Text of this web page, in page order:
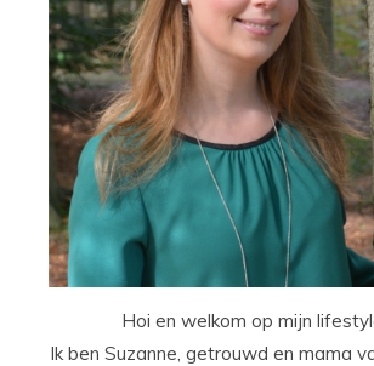
Hoi en welkom op mijn
Ik ben Suzanne, getrouwd en mama